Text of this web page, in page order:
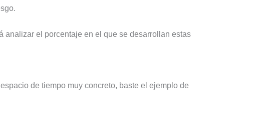
analizar el porcentaje en el que se desarrollan estas
de tiempo muy concreto, baste el ejemplo de